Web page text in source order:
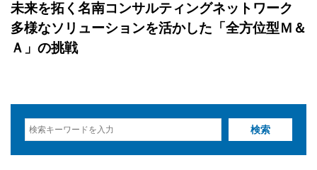
未来を拓く名南コンサルティングネットワーク
多様なソリューションを活かした「全方位型Ｍ＆
Ａ」の挑戦